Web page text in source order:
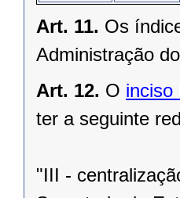
Art. 11. Os
Administração
Art. 12. O inciso
ter a seguinte
"III -